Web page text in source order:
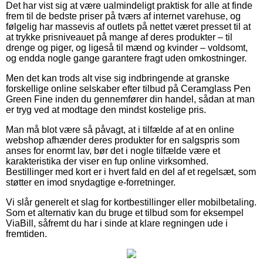
Det har vist sig at være ualmindeligt praktisk for alle at finde
frem til de bedste priser på tværs af internet varehuse, og
følgelig har massevis af outlets på nettet været presset til at
at trykke prisniveauet på mange af deres produkter – til
drenge og piger, og ligeså til mænd og kvinder – voldsomt,
og endda nogle gange garantere fragt uden omkostninger.
Men det kan trods alt vise sig indbringende at granske
forskellige online selskaber efter tilbud på Ceramglass Pen
Green Fine inden du gennemfører din handel, sådan at man
er tryg ved at modtage den mindst kostelige pris.
Man må blot være så påvagt, at i tilfælde af at en online
webshop afhænder deres produkter for en salgspris som
anses for enormt lav, bør det i nogle tilfælde være et
karakteristika der viser en fup online virksomhed.
Bestillinger med kort er i hvert fald en del af et regelsæt, som
støtter en imod snydagtige e-forretninger.
Vi slår generelt et slag for kortbestillinger eller mobilbetaling.
Som et alternativ kan du bruge et tilbud som for eksempel
ViaBill, såfremt du har i sinde at klare regningen ude i
fremtiden.